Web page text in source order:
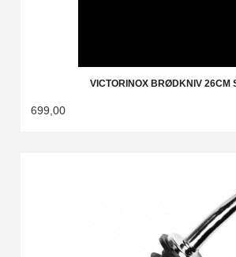
VICTORINOX BRØDKNIV 26CM
699,00